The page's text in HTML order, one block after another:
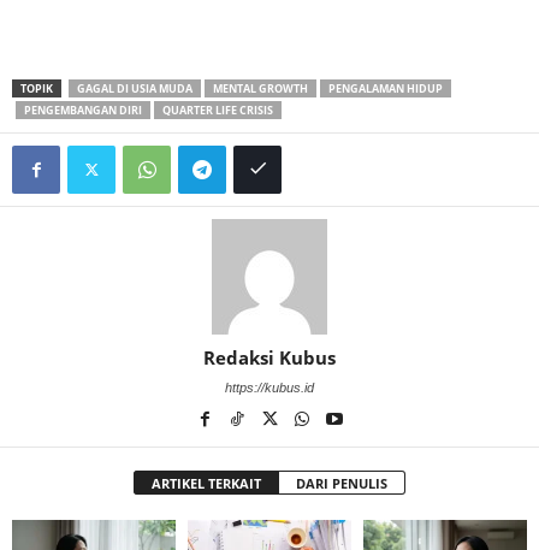
TOPIK GAGAL DI USIA MUDA MENTAL GROWTH
PENGALAMAN HIDUP
PENGEMBANGAN DIRI
QUARTER LIFE CRISIS
Redaksi Kubus
https://kubus.id
ARTIKEL TERKAIT DARI PENULIS